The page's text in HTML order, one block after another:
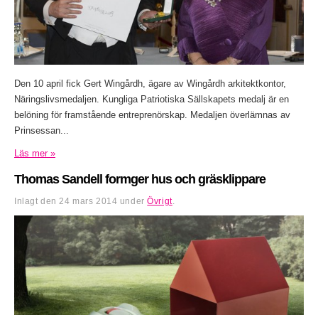
Den 10 april fick Gert Wingårdh, ägare av Wingårdh arkitektkontor,
Näringslivsmedaljen. Kungliga Patriotiska Sällskapets medalj är en
belöning för framstående entreprenörskap. Medaljen överlämnas av
Prinsessan...
Läs mer »
Thomas Sandell formger hus och gräsklippare
Inlagt den 24 mars 2014 underÖvrigt.